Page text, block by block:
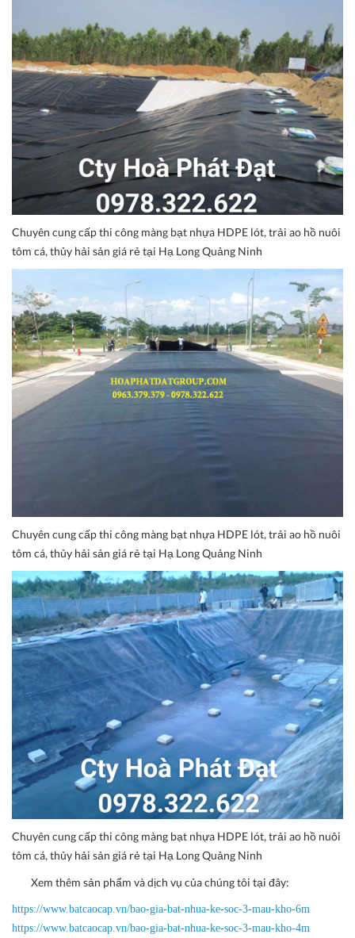
Chuyên cung cấp thi công màng bạt nhựa HDPE lót, trải ao hồ nuôi
tôm cá, thủy hải sản giá rẻ tại Hạ Long Quảng Ninh
Chuyên cung cấp thi công màng bạt nhựa HDPE lót, trải ao hồ nuôi
tôm cá, thủy hải sản giá rẻ tại Hạ Long Quảng Ninh
Chuyên cung cấp thi công màng bạt nhựa HDPE lót, trải ao hồ nuôi
tôm cá, thủy hải sản giá rẻ tại Hạ Long Quảng Ninh
Xem thêm sản phẩm và dịch vụ của chúng tôi tại đây:
https://www.batcaocap.vn/bao-gia-bat-nhua-ke-soc-3-mau-kho-6m
https://www.batcaocap.vn/bao-gia-bat-nhua-ke-soc-3-mau-kho-4m